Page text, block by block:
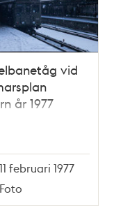
vid
år 1977
11 februari 1977
Foto